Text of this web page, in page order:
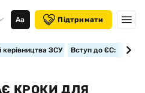
Аа Підтримати
керівництва ЗСУ Вступ до ЄС:
КРОКИ ДЛЯ